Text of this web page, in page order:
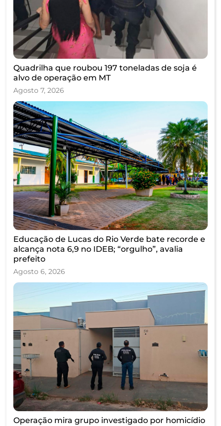
Quadrilha que roubou 197 toneladas de soja é
alvo de operação em MT
Agosto 7, 2026
Educação de Lucas do Rio Verde bate recorde e
alcança nota 6,9 no IDEB; “orgulho”, avalia
prefeito
Agosto 6, 2026
Operação mira grupo investigado por homicídio